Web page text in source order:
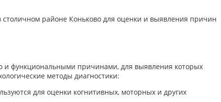
столичном районе Коньково для оценки и выявления причин
и функциональными причинами, для выявления которых
методы диагностики:
для оценки когнитивных, моторных и других